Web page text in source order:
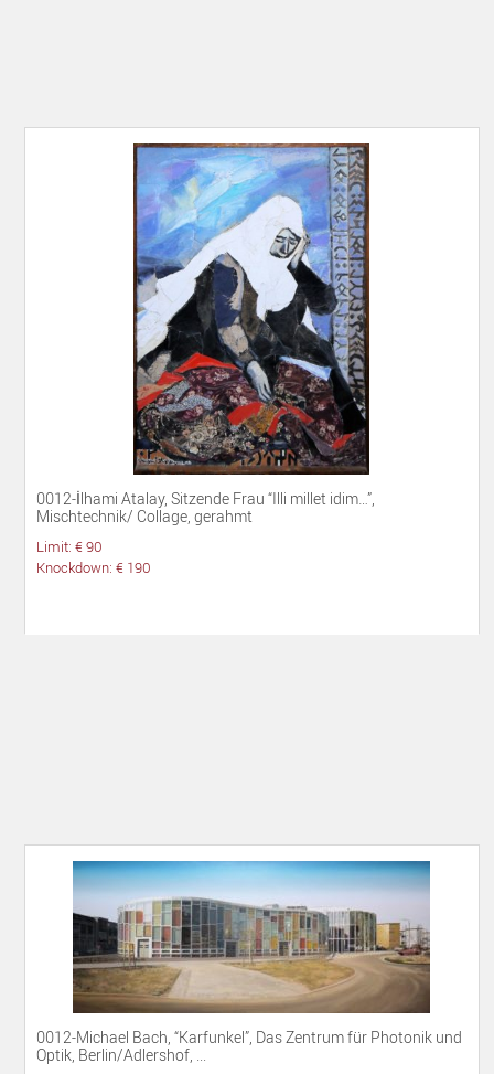
0012-İlhami Atalay, Sitzende Frau “Illi millet idim…”,
Mischtechnik/ Collage, gerahmt
Limit: € 90
Knockdown: € 190
0012-Michael Bach, “Karfunkel”, Das Zentrum für Photonik und
Optik, Berlin/Adlershof, ...